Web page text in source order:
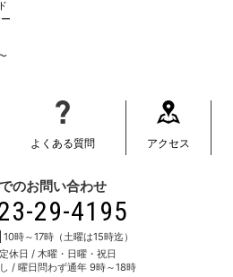
よくある質問 アクセス
のお問い合わせ
29-4195
10時～17時（土曜は15時迄）
休日 / 木曜・日曜・祝日
/ 曜日問わず通年 9時～18時